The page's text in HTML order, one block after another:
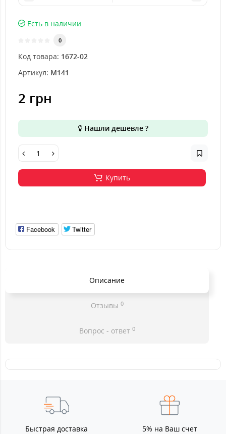
Есть в наличии
0
Код товара: 1672-02
Артикул: M141
2 грн
Нашли дешевле ?
Купить
Facebook Twitter
Описание
Отзывы 0
Вопрос - ответ 0
Быстрая доставка 5% на Ваш счет